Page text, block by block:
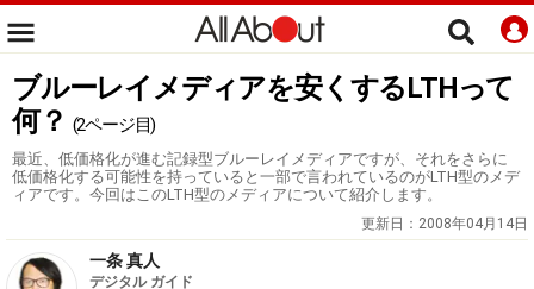
ブルーレイメディアを安くするLTHって
何？ (2ページ目)
最近、低価格化が進む記録型ブルーレイメディアですが、それをさらに
低価格化する可能性を持っていると一部で言われているのがLTH型のメデ
ィアです。今回はこのLTH型のメディアについて紹介します。
更新日： 2008年04月14日
一条 真人
デジタル ガイド